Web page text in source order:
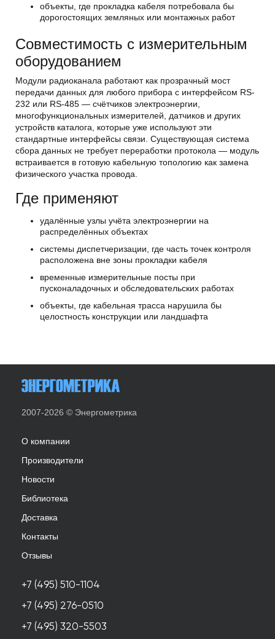
объекты, где прокладка кабеля потребовала бы
дорогостоящих земляных или монтажных работ
Совместимость с измерительным
оборудованием
Модули радиоканала работают как прозрачный мост
передачи данных для любого прибора с интерфейсом RS-
232 или RS-485 — счётчиков электроэнергии,
многофункциональных измерителей, датчиков и других
устройств каталога, которые уже используют эти
стандартные интерфейсы связи. Существующая система
сбора данных не требует переработки протокола — модуль
встраивается в готовую кабельную топологию как замена
физического участка провода.
Где применяют
удалённые узлы учёта электроэнергии на
распределённых объектах
системы диспетчеризации, где часть точек контроля
расположена вне зоны прокладки кабеля
временные измерительные посты при
пусконаладочных и обследовательских работах
объекты, где кабельная трасса нарушила бы
целостность конструкции или ландшафта
2007-2026 © Энергометрика
О компании
Производители
Новости
Библиотека
Доставка
Контакты
Отзывы
+7 (495) 510-1104
+7 (495) 276-0510
+7 (495) 320-5503